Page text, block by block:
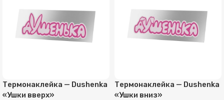
Термонаклейка — Dushenka
«Ушки вверх»
Термонаклейка — Dushenka
«Ушки вниз»